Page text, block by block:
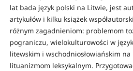
lat bada język polski na Litwie, jest
artykułów i kilku książek
różnym zagadnieniom: problemom
pograniczu, wielokulturowości w
litewskim i wschodniosłowiańskim na
lituanizmom leksykalnym.